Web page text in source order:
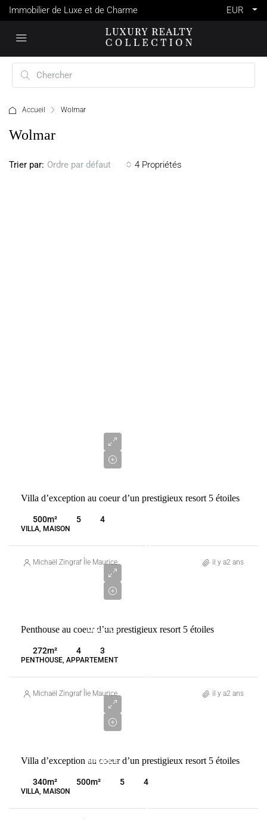
Immobilier de Luxe et de Charme EUR
Accueil Wolmar
Wolmar
4 Propriétés
Trier par: Ordre par défaut
Villa d’exception au coeur d’un prestigieux resort 5 étoiles
500m² 5 4
VILLA, MAISON
Michaël Zingraf Île Maurice il y a2 ans
MAURICE
2
Penthouse au coeur d’un prestigieux resort 5 étoiles
272m² 4 3
PENTHOUSE, APPARTEMENT
Michaël Zingraf Île Maurice il y a2 ans
MAURICE
3
Villa d’exception au coeur d’un prestigieux resort 5 étoiles
340m² 500m² 5 4
VILLA, MAISON
5